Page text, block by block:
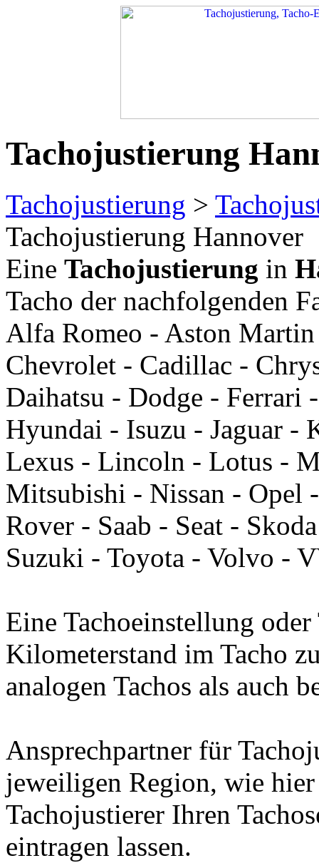
Tachojustierung
Tachojustierung >
Tachojustierung Hannover
Eine Tachojustierung in
Tacho der nachfolgenden
Alfa Romeo - Aston
Chevrolet - Cadillac -
Daihatsu - Dodge -
Hyundai - Isuzu - Jaguar -
Lexus - Lincoln - Lotus -
Mitsubishi - Nissan - Opel
Rover - Saab - Seat -
Suzuki - Toyota - Volvo -
Eine Tachoeinstellung
Kilometerstand im Tacho
analogen Tachos als auch
Ansprechpartner für
jeweiligen Region, wie
Tachojustierer Ihren
eintragen lassen.